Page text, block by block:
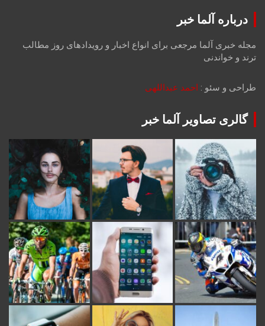
درباره آلما خبر
مجله خبری آلما مرجعی برای انواع اخبار و رویدادهای روز مطالب
ترند و خواندنی
طراحی و سئو : احمد عبداللهی
گالری تصاویر آلما خبر